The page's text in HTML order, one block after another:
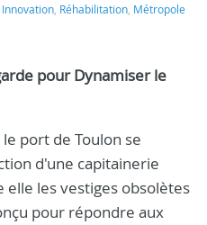
Innovation, Réhabilitation, Métropole
pour Dynamiser le
port de Toulon se
d'une capitainerie
les vestiges obsolètes
pour répondre aux